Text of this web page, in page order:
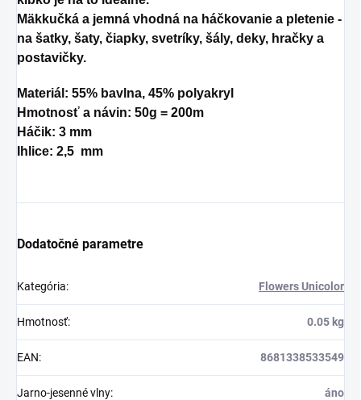
Mäkkučká a jemná vhodná na háčkovanie a pletenie -
na šatky, šaty, čiapky, svetríky, šály, deky, hračky a
postavičky.
Materiál: 55% bavlna, 45% polyakryl
Hmotnosť a návin: 50g = 200m
Háčik: 3 mm
Ihlice: 2,5 mm
Dodatočné parametre
Kategória: Flowers Unicolor
Hmotnosť: 0.05 kg
EAN: 8681338533549
Jarno-jesenné vlny: áno